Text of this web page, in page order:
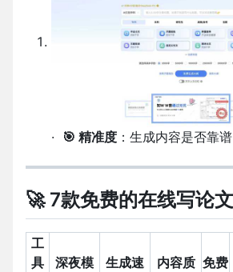
· 🎯 精准度 ：生成内容是否靠
🚀 7款免费的在线写论文
工
具
深夜模
生成速
内容质 免费